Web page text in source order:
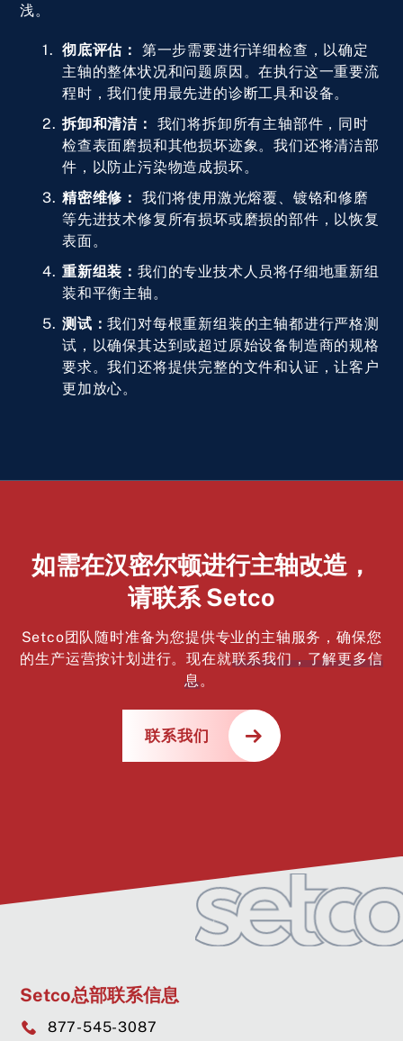
浅。
彻底评估： 第一步需要进行详细检查，以确定
主轴的整体状况和问题原因。在执行这一重要流
程时，我们使用最先进的诊断工具和设备。
拆卸和清洁： 我们将拆卸所有主轴部件，同时
检查表面磨损和其他损坏迹象。我们还将清洁部
件，以防止污染物造成损坏。
精密维修： 我们将使用激光熔覆、镀铬和修磨
等先进技术修复所有损坏或磨损的部件，以恢复
表面。
重新组装： 我们的专业技术人员将仔细地重新组
装和平衡主轴。
测试：我们对每根重新组装的主轴都进行严格测
试，以确保其达到或超过原始设备制造商的规格
要求。我们还将提供完整的文件和认证，让客户
更加放心。
如需在汉密尔顿进行主轴改造，
请联系 Setco
Setco团队随时准备为您提供专业的主轴服务，确保您
的生产运营按计划进行。现在就联系我们，了解更多信
息。
联系我们
Setco总部联系信息
877-545-3087